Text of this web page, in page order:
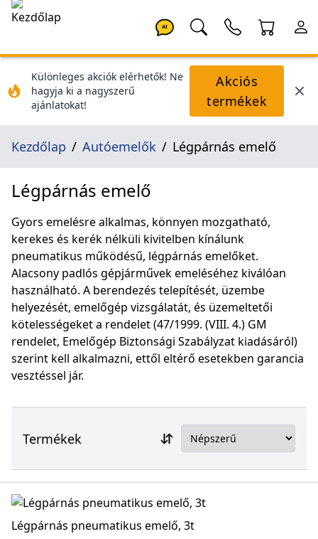
AI
Különleges akciók elérhetők! Ne
hagyja ki a nagyszerű
ajánlatokat!
Akciós
termékek
Kezdőlap Autóemelők Légpárnás emelő
Légpárnás emelő
Gyors emelésre alkalmas, könnyen mozgatható,
kerekes és kerék nélküli kivitelben kínálunk
pneumatikus működésű, légpárnás emelőket.
Alacsony padlós gépjárművek emeléséhez kiválóan
használható. A berendezés telepítését, üzembe
helyezését, emelőgép vizsgálatát, és üzemeltetői
kötelességeket a rendelet (47/1999. (VIII. 4.) GM
rendelet, Emelőgép Biztonsági Szabályzat kiadásáról)
szerint kell alkalmazni, ettől eltérő esetekben garancia
vesztéssel jár.
Termékek
Légpárnás pneumatikus emelő, 3t